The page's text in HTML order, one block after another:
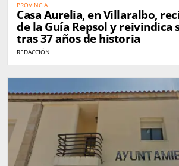
PROVINCIA
Casa Aurelia, en Villaralbo,
de la Guía Repsol y reivindica
tras 37 años de historia
REDACCIÓN